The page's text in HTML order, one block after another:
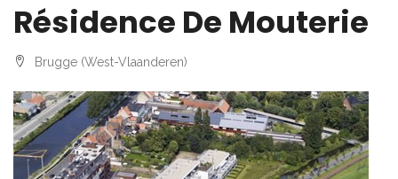
Résidence De Mouterie
Brugge (West-Vlaanderen)